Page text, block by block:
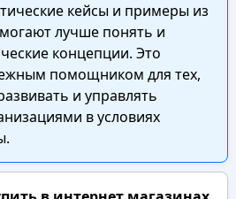
кейсы и примеры из
лучше понять и
концепции. Это
помощником для тех,
и управлять
в условиях